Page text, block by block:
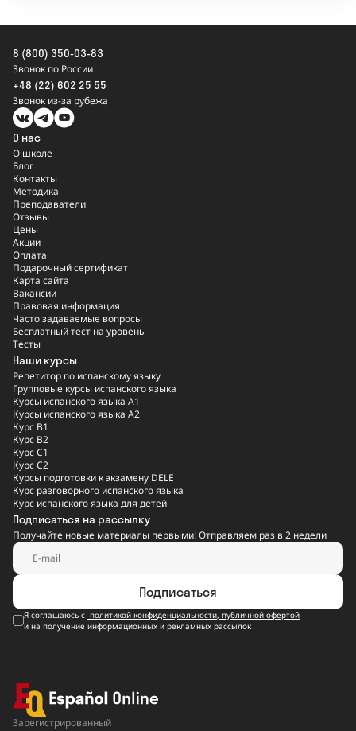
8 (800) 350-03-83
Звонок по России
+48 (22) 602 25 55
Звонок из-за рубежа
О нас
О школе
Блог
Контакты
Методика
Преподаватели
Отзывы
Цены
Акции
Оплата
Подарочный сертификат
Карта сайта
Вакансии
Правовая информация
Часто задаваемые вопросы
Бесплатный тест на уровень
Тесты
Наши курсы
Репетитор по испанскому языку
Групповые курсы испанского языка
Курсы испанского языка A1
Курсы испанского языка A2
Курс B1
Курс B2
Курс C1
Курс C2
Курсы подготовки к экзамену DELE
Курс разговорного испанского языка
Курс испанского языка для детей
Подписаться на рассылку
Получайте новые материалы первыми! Отправляем раз в 2 недели
Подписаться
Я соглашаюсь с политикой конфиденциальности, публичной офертой
и на получение информационных и рекламных рассылок
Зарегистрированный